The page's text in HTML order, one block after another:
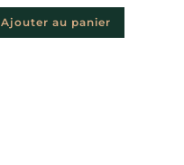
Ajouter au panier